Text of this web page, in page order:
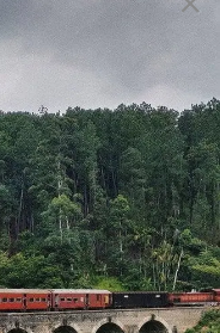
y disfrutar de todos
encantados de
medida.
que hemos hecho
quieres vivir conuna
losblogs en inglesy
italianospara que